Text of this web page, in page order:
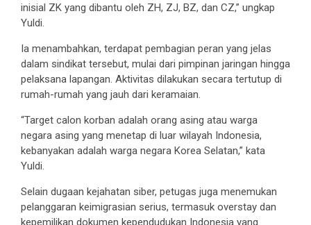
inisial ZK yang dibantu oleh ZH, ZJ, BZ, dan CZ,” ungkap
Yuldi.
Ia menambahkan, terdapat pembagian peran yang jelas
dalam sindikat tersebut, mulai dari pimpinan jaringan hingga
pelaksana lapangan. Aktivitas dilakukan secara tertutup di
rumah-rumah yang jauh dari keramaian.
“Target calon korban adalah orang asing atau warga
negara asing yang menetap di luar wilayah Indonesia,
kebanyakan adalah warga negara Korea Selatan,” kata
Yuldi.
Selain dugaan kejahatan siber, petugas juga menemukan
pelanggaran keimigrasian serius, termasuk overstay dan
kepemilikan dokumen kependudukan Indonesia yang